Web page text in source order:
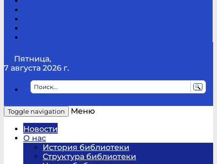
Пятница,
7 августа 2026 г.
Toggle navigation
Меню
Новости
О нас
История библиотеки
Структура библиотеки